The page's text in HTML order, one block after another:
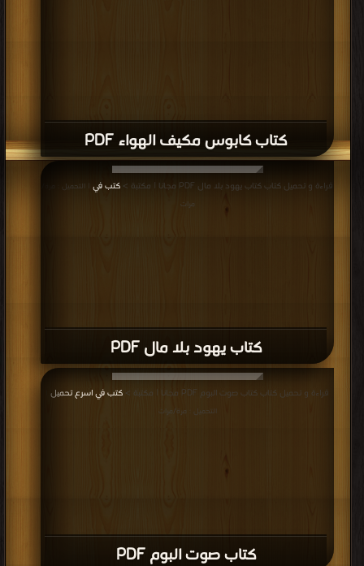
كتاب كابوس مكيف الهواء PDF
كتاب يهود بلا مال PDF
قراءة و تحميل كتاب كتاب يهود بلا مال PDF مجانا | مكتبة > كتب في | التحميل : مرة/
مرات
كتاب صوت البوم PDF
قراءة و تحميل كتاب كتاب صوت البوم PDF مجانا | مكتبة > كتب في اسرع تحميل
التحميل : مرة/مرات